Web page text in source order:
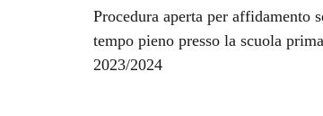
Dettagli della
Procedura aperta per affidamento
tempo pieno presso la scuola
2023/2024